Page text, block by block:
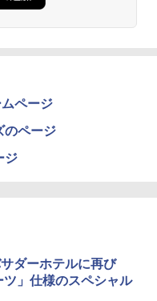
リペイド番号 9000円|オ
リペイド番号 5000円|オ
版
ワイヤレスコン
ワイヤレスコン
ZCT2J)
充電式バッテリー + US
ラック)
2 Core Edition (ホワ
[Blu-ray]
刃」無限城編 第一章 猗
[DVD]
ページ
のページ
ジ
ダーホテルに再び
ツ」仕様のスペシャル